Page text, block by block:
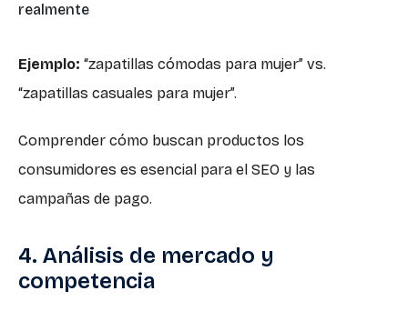
realmente
Ejemplo: “zapatillas cómodas para mujer” vs.
“zapatillas casuales para mujer”.
Comprender cómo buscan productos los
consumidores es esencial para el SEO y las
campañas de pago.
4. Análisis de mercado y
competencia